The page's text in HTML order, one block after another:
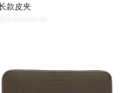
款皮夹
@dealmoon.de